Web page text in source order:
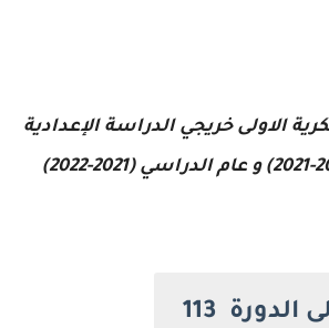
للدورة 113 ملحق الكلية العسكرية الاولى خريجي الدراسة الإعدادية
113